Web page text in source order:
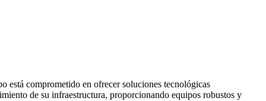
está comprometido en ofrecer soluciones tecnológicas
de su infraestructura, proporcionando equipos robustos y